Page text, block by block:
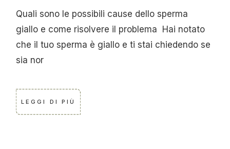
Quali sono le possibili cause dello sperma
giallo e come risolvere il problema Hai notato
che il tuo sperma è giallo e ti stai chiedendo se
sia nor
LEGGI DI PIÙ